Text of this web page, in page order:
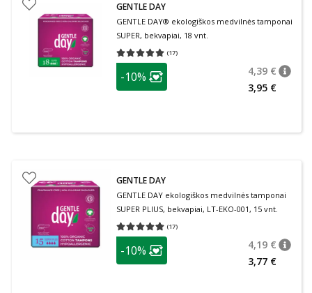
GENTLE DAY
GENTLE DAY® ekologiškos medvilnės tamponai
SUPER, bekvapiai, 18 vnt.
(17)
Vidutinis įvertinimas 5.00
patarimas
Lojalumo klubo narių nuolaida
-10% 4,39 €
3,95 €
GENTLE DAY
GENTLE DAY ekologiškos medvilnės tamponai
SUPER PLIUS, bekvapiai, LT-EKO-001, 15 vnt.
(17)
Vidutinis įvertinimas 4.76
patarimas
Lojalumo klubo narių nuolaida
-10% 4,19 €
3,77 €